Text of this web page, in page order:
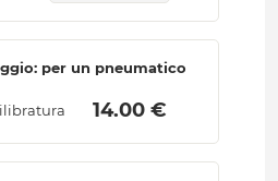
per un pneumatico
14.00 €